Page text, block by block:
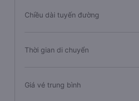
Chiều dài tuyến đường
Thời gian di chuyển
Giá vé trung bình